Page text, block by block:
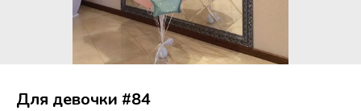
Для девочки #84